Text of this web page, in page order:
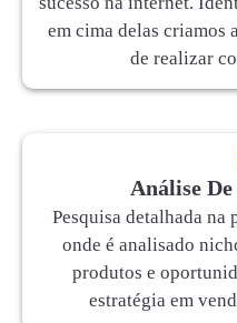
em cima delas criamos
de realizar
Análise
Pesquisa detalhada na
onde é analisado
produtos e
estratégia em